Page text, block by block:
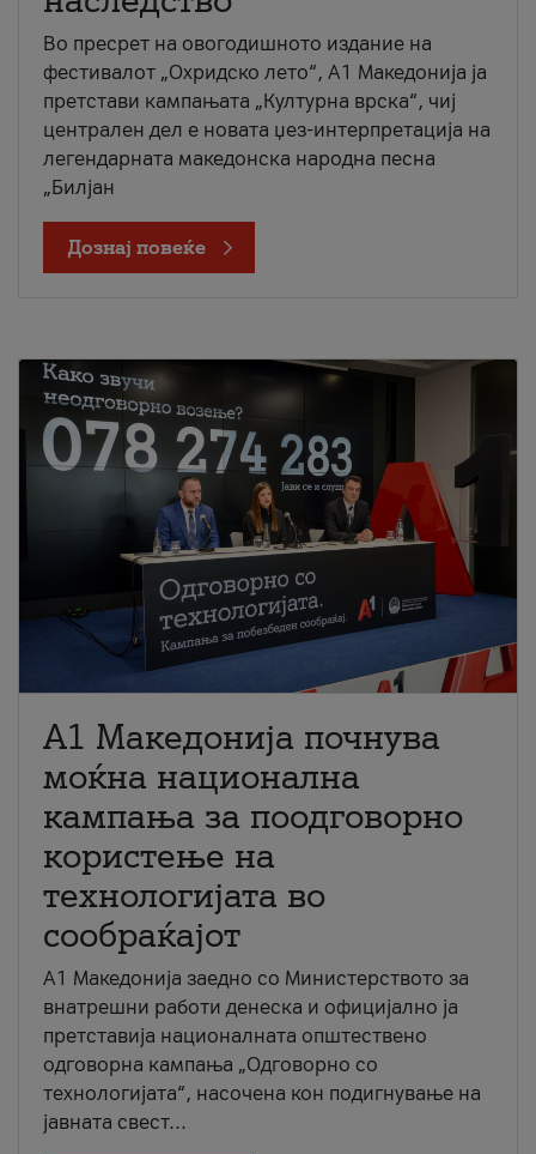
Во пресрет на овогодишното издание на
фестивалот „Охридско лето“, А1 Македонија ја
претстави кампањата „Културна врска“, чиј
централен дел е новата џез-интерпретација на
легендарната македонска народна песна
„Билјан
Дознај повеќе
A1 Македонија почнува
моќна национална
кампања за поодговорно
користење на
технологијата во
сообраќајот
A1 Македонија заедно со Министерството за
внатрешни работи денеска и официјално ја
претставија националната општествено
одговорна кампања „Одговорно со
технологијата“, насочена кон подигнување на
јавната свест...